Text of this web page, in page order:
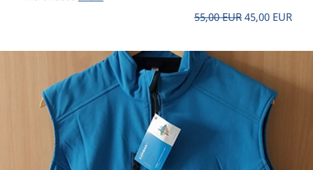
55,00 EUR45,00 EUR